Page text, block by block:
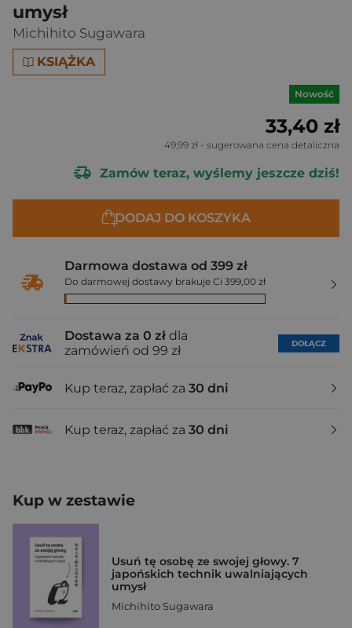
umysł
Michihito Sugawara
KSIĄŻKA
Nowość
33,40 zł
49,99 zł - sugerowana cena detaliczna
Zamów teraz, wyślemy jeszcze dziś!
DODAJ DO KOSZYKA
Darmowa dostawa od 399 zł
Do darmowej dostawy brakuje Ci 399,00 zł
Dostawa za 0 zł dla
zamówień od 99 zł
DOŁĄCZ
Kup teraz, zapłać za 30 dni
Kup teraz, zapłać za 30 dni
Kup w zestawie
Usuń tę osobę ze swojej głowy. 7
japońskich technik uwalniających
umysł
Michihito Sugawara